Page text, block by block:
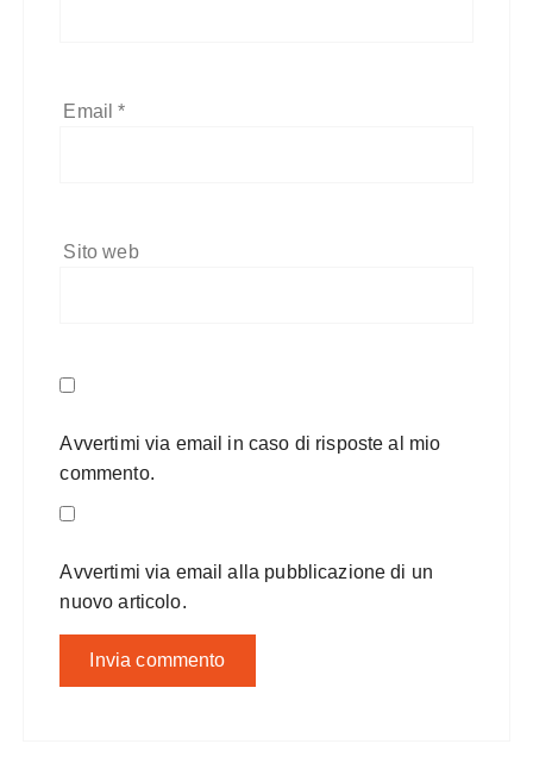
Email*
Sito web
Avvertimi via email in caso di risposte al mio
commento.
Avvertimi via email alla pubblicazione di un
nuovo articolo.